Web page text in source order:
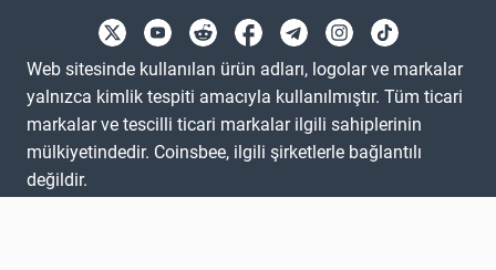
Web sitesinde kullanılan ürün adları, logolar ve markalar
yalnızca kimlik tespiti amacıyla kullanılmıştır. Tüm ticari
markalar ve tescilli ticari markalar ilgili sahiplerinin
mülkiyetindedir. Coinsbee, ilgili şirketlerle bağlantılı
değildir.